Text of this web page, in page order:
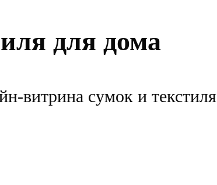
для дома
витрина сумок и текстиля